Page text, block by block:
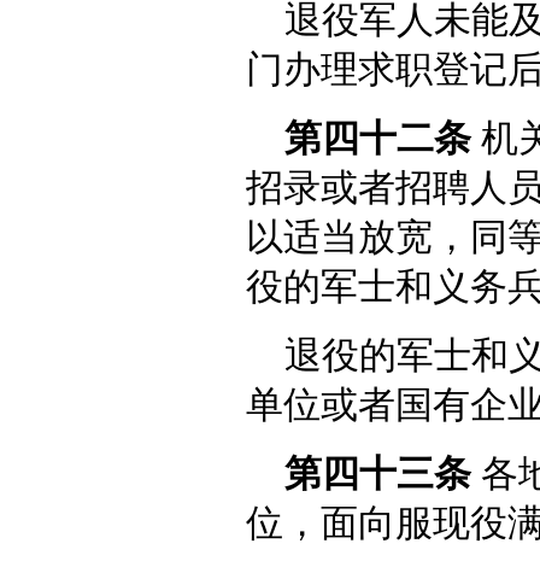
退役军人未能
门办理求职登记
第四十二条机
招录或者招聘人
以适当放宽，同
役的军士和义务
退役的军士和
单位或者国有企
第四十三条各
位，面向服现役